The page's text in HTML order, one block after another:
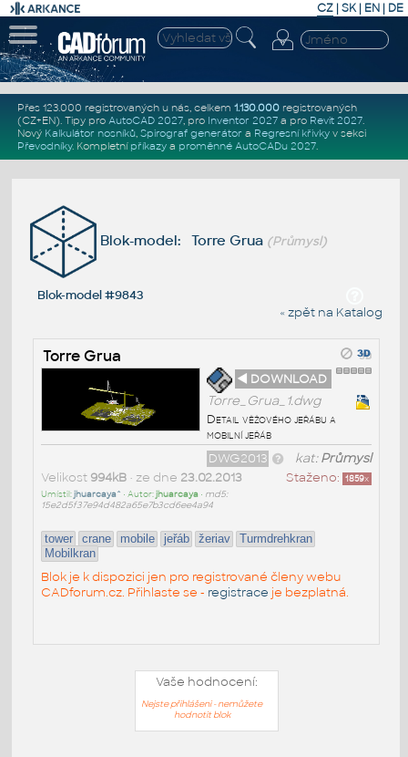
CZ | SK| EN | DE
Přes 123.000 registrovaných u nás, celkem 1.130.000registrovaných
(CZ+EN). Tipy pro AutoCAD 2027, pro Inventor 2027a pro Revit 2027.
Nový Kalkulátor nosníků, Spirograf generátor a Regresní křivkyv sekci
Převodníky. Kompletní příkazya proměnné AutoCADu 2027.
Blok-model: Torre Grua (Průmysl)
Blok-model #9843
« zpět na Katalog
Torre Grua
◄ DOWNLOAD
Torre_Grua_1.dwg
Detail věžového jeřábu a
mobilní jeřáb
kat:Průmysl
DWG2013
Staženo: 1859x
Velikost 994kB• ze dne 23.02.2013
Umístil:jhuarcaya^ • Autor:jhuarcaya • md5:
15e2d5f37e94d482a65e7b3cd6ee4a94
tower crane mobile jeřáb žeriav
Turmdrehkran
Mobilkran
Blok je k dispozici jen pro registrované členy webu
CADforum.cz. Přihlaste se - registrace je bezplatná.
Vaše hodnocení:
Nejste přihlášeni - nemůžete
hodnotit blok